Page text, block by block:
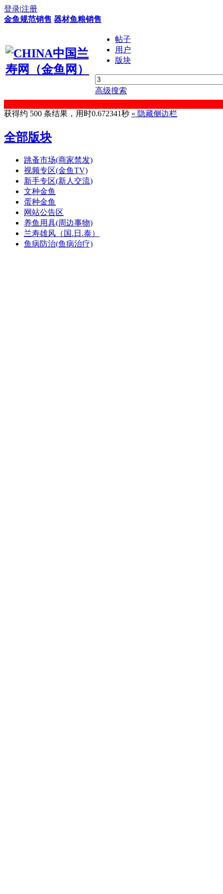
登录|注册
金鱼规范销售 器材鱼粮销售
帖子
用户
版块
高级搜索
.
获得约 500 条结果，用时0.672341秒 « 隐藏侧边栏
全部版块
跳蚤市场(商家禁发)
视频专区(金鱼TV)
新手专区(新人交流)
文种金鱼
蛋种金鱼
网站公告区
养鱼用具(周边事物)
兰寿雄风（国.日.泰）
鱼病防治(鱼病治疗)